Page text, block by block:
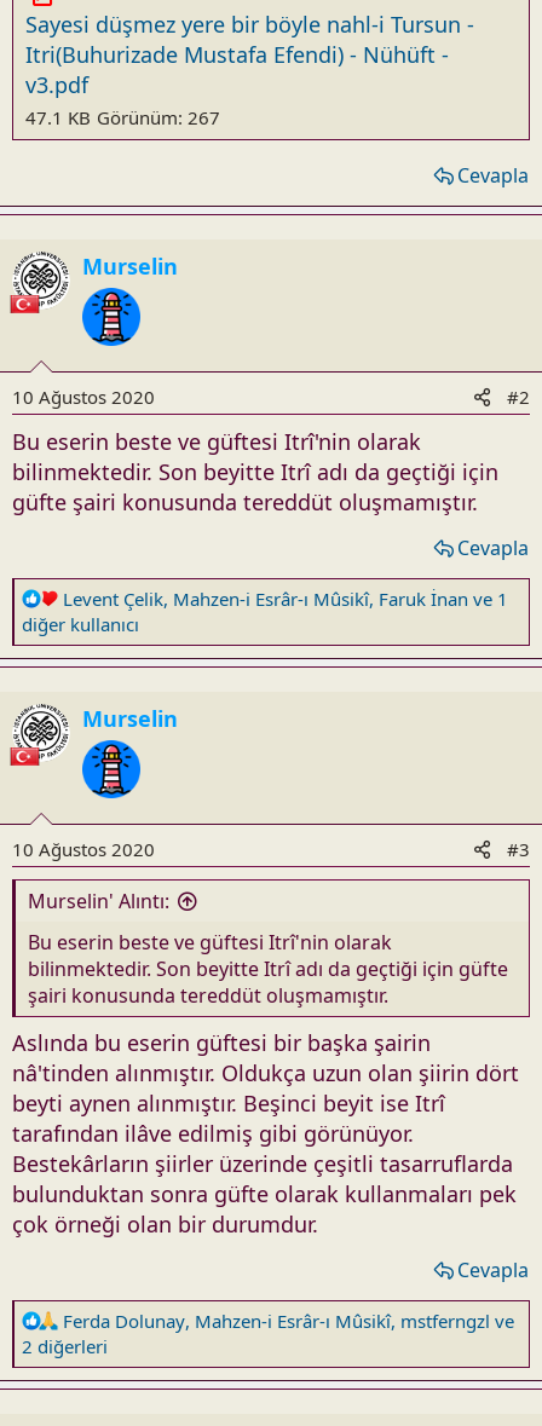
Sayesi düşmez yere bir böyle nahl-i Tursun -
Itri(Buhurizade Mustafa Efendi) - Nühüft -
v3.pdf
47.1 KB Görünüm: 267
Cevapla
Murselin
10 Ağustos 2020 #2
Bu eserin beste ve güftesi Itrî'nin olarak
bilinmektedir. Son beyitte Itrî adı da geçtiği için
güfte şairi konusunda tereddüt oluşmamıştır.
Cevapla
R
e
a
c
i
o
:
Levent Çelik, Mahzen-i Esrâr-ı Mûsikî, Faruk İnan ve 1
diğer kullanıcı
Murselin
10 Ağustos 2020 #3
Murselin' Alıntı:
Bu eserin beste ve güftesi Itrî'nin olarak
bilinmektedir. Son beyitte Itrî adı da geçtiği için güfte
şairi konusunda tereddüt oluşmamıştır.
Aslında bu eserin güftesi bir başka şairin
nâ'tinden alınmıştır. Oldukça uzun olan şiirin dört
beyti aynen alınmıştır. Beşinci beyit ise Itrî
tarafından ilâve edilmiş gibi görünüyor.
Bestekârların şiirler üzerinde çeşitli tasarruflarda
bulunduktan sonra güfte olarak kullanmaları pek
çok örneği olan bir durumdur.
Cevapla
R
e
a
c
Ferda Dolunay, Mahzen-i Esrâr-ı Mûsikî, mstferngzl ve
2 diğerleri